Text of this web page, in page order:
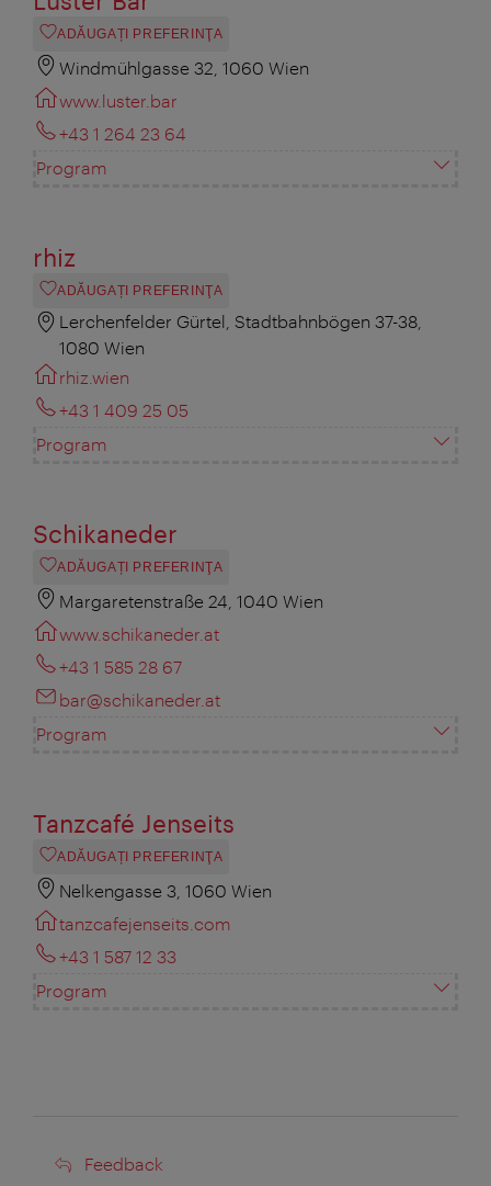
ADĂUGAȚI PREFERINŢA
Windmühlgasse 32, 1060 Wien
www.luster.bar
+43 1 264 23 64
Program
rhiz
ADĂUGAȚI PREFERINŢA
Lerchenfelder Gürtel, Stadtbahnbögen 37-38,
1080 Wien
rhiz.wien
+43 1 409 25 05
Program
Schikaneder
ADĂUGAȚI PREFERINŢA
Margaretenstraße 24, 1040 Wien
www.schikaneder.at
+43 1 585 28 67
bar@schikaneder.at
Program
Tanzcafé Jenseits
ADĂUGAȚI PREFERINŢA
Nelkengasse 3, 1060 Wien
tanzcafejenseits.com
+43 1 587 12 33
Program
Feedback
Feedback